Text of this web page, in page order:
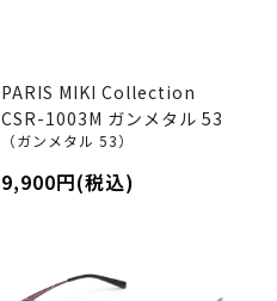
PARIS MIKI Collection
CSR-1003M ガンメタル 53
（ガンメタル 53）
9,900円(税込)